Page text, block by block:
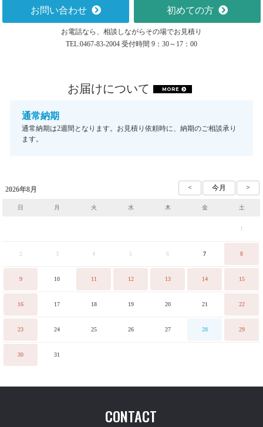
お問い合わせ 初めての方
お電話なら、相談しながらその場でお見積り
TEL:0467-83-2004 受付時間 9：30～17：00
お届けについて MORE
通常納期
通常納期は2週間となります。お見積り依頼時に、納期のご相談承り
ます。
2026年8月
日 月 火 水 木 金 土
1
2 3 4 5 6 7 8
9 10 11 12 13 14 15
16 17 18 19 20 21 22
23 24 25 26 27 28 29
30 31
CONTACT